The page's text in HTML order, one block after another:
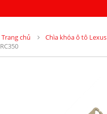
Trang chủ Chìa khóa ô tô Lexus
RC350